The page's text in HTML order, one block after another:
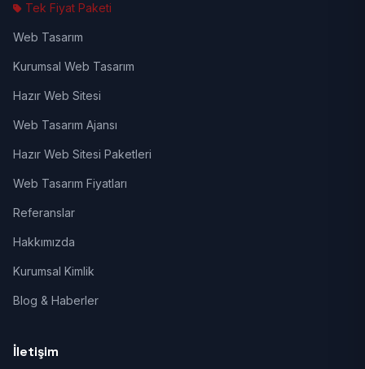
Tek Fiyat Paketi
Web Tasarım
Kurumsal Web Tasarım
Hazır Web Sitesi
Web Tasarım Ajansı
Hazır Web Sitesi Paketleri
Web Tasarım Fiyatları
Referanslar
Hakkımızda
Kurumsal Kimlik
Blog & Haberler
İletişim